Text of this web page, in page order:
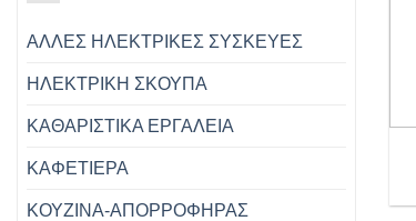
ΑΛΛΕΣ ΗΛΕΚΤΡΙΚΕΣ ΣΥΣΚΕΥΕΣ
ΗΛΕΚΤΡΙΚΗ ΣΚΟΥΠΑ
ΚΑΘΑΡΙΣΤΙΚΑ ΕΡΓΑΛΕΙΑ
ΚΑΦΕΤΙΕΡΑ
ΚΟΥΖΙΝΑ-ΑΠΟΡΡΟΦΗΡΑΣ